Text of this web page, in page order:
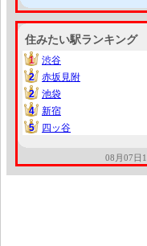
住みたい駅ランキング
1
1
渋谷
2
2
赤坂見附
2
2
池袋
4
4
新宿
5
5 四ッ谷
08月07日